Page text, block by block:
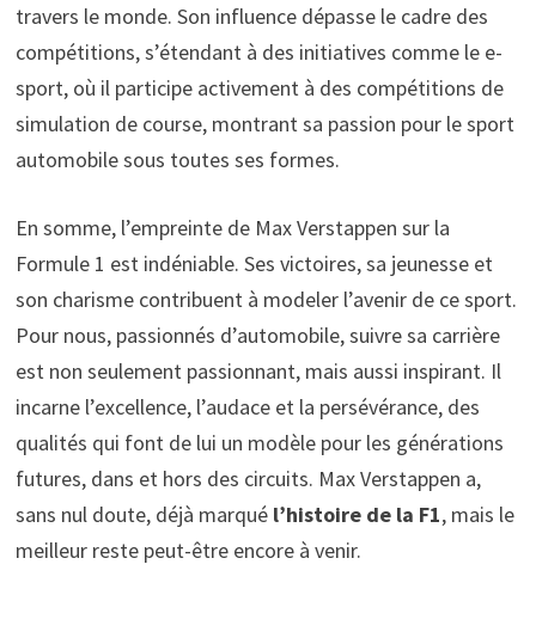
travers le monde. Son influence dépasse le cadre des
compétitions, s’étendant à des initiatives comme le e-
sport, où il participe activement à des compétitions de
simulation de course, montrant sa passion pour le sport
automobile sous toutes ses formes.
En somme, l’empreinte de Max Verstappen sur la
Formule 1 est indéniable. Ses victoires, sa jeunesse et
son charisme contribuent à modeler l’avenir de ce sport.
Pour nous, passionnés d’automobile, suivre sa carrière
est non seulement passionnant, mais aussi inspirant. Il
incarne l’excellence, l’audace et la persévérance, des
qualités qui font de lui un modèle pour les générations
futures, dans et hors des circuits. Max Verstappen a,
sans nul doute, déjà marqué l’histoire de la F1, mais le
meilleur reste peut-être encore à venir.